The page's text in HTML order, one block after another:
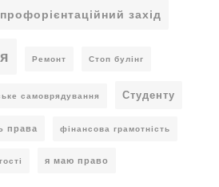
профорієнтаційний захід
Ремонт Стоп булінг
самоврядування Студенту
права фінансова грамотність
я маю право